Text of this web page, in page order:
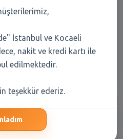
Tavuk 54 Gr
54,30 TL
Şube Seçiniz
İstanbul ve Kocaeli
nakit ve kredi kartı ile
edilmektedir.
teşekkür ederiz.